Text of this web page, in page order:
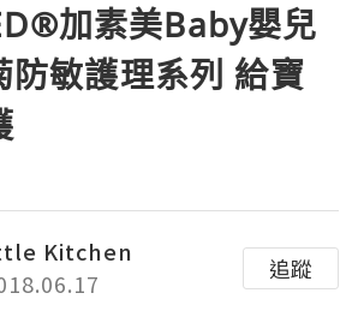
加素美Baby嬰兒
防敏護理系列 給寶
Kitchen
追蹤